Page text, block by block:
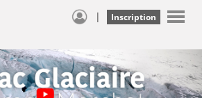
| Inscription